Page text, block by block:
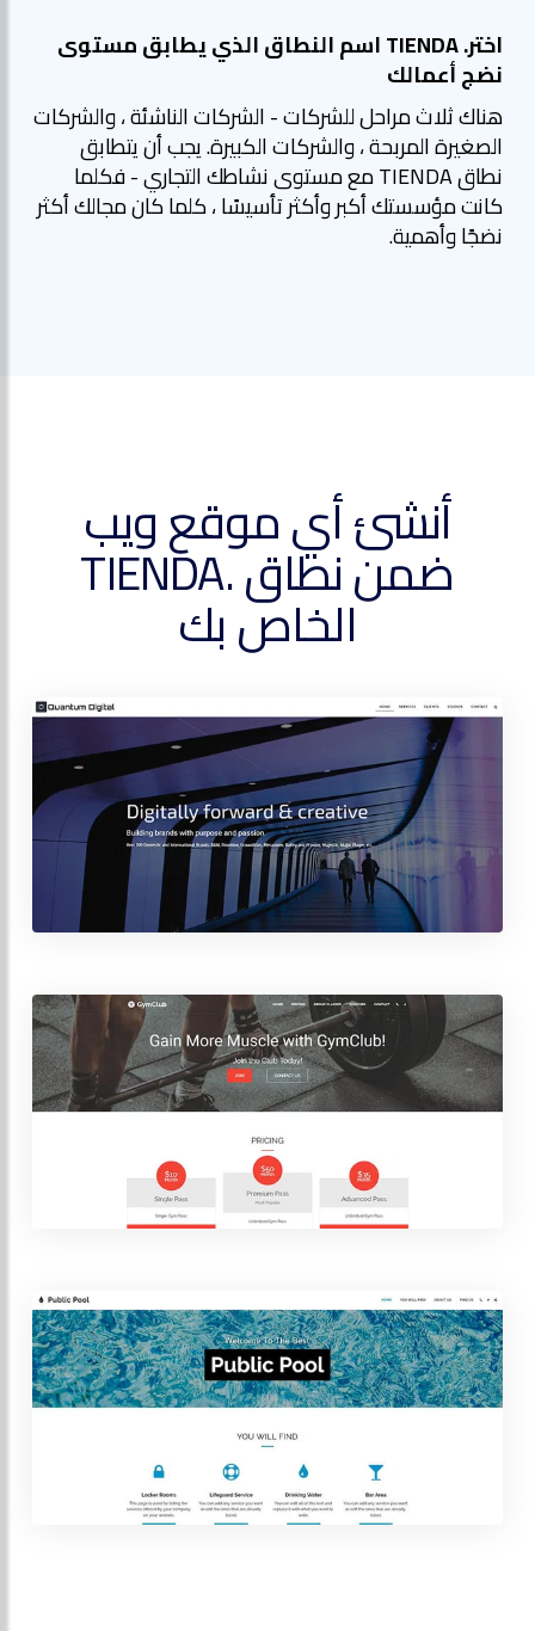
اختر. TIENDA اسم النطاق الذي يطابق مستوى
نضج أعمالك
هناك ثلاث مراحل للشركات - الشركات الناشئة ، والشركات
الصغيرة المربحة ، والشركات الكبيرة. يجب أن يتطابق
نطاق TIENDA مع مستوى نشاطك التجاري - فكلما
كانت مؤسستك أكبر وأكثر تأسيسًا ، كلما كان مجالك أكثر
نضجًا وأهمية.
أنشئ أي موقع ويب
ضمن نطاق .TIENDA
الخاص بك